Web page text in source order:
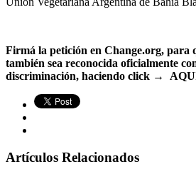
Firmá la petición en Change.org, para
también sea reconocida oficialmente
discriminación, haciendo click →
Artículos Relacionados